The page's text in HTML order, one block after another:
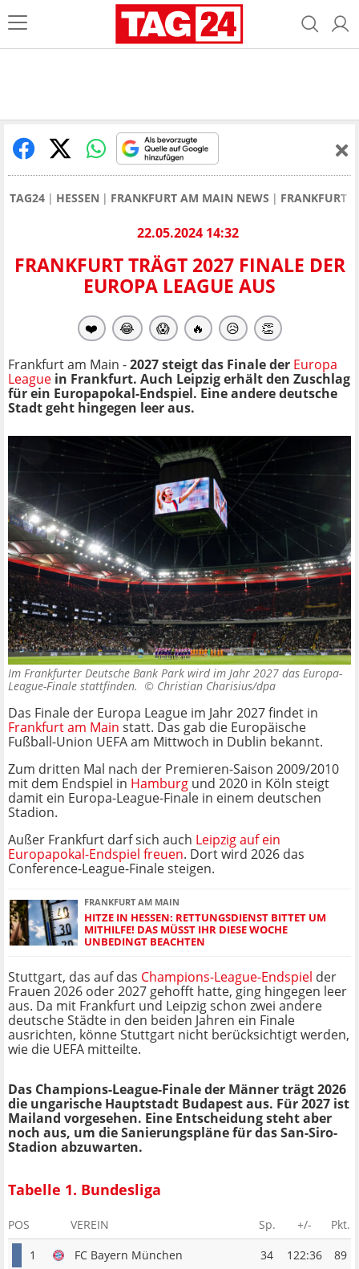
TAG24 HESSEN FRANKFURT AM MAIN NEWS FRANKFURT
22.05.2024 14:32
FRANKFURT TRÄGT 2027 FINALE DER
EUROPA LEAGUE AUS
❤️ 😂 😱 🔥 😥 👏
Frankfurt am Main -2027 steigt das Finale der Europa
League in Frankfurt. Auch Leipzig erhält den Zuschlag
für ein Europapokal-Endspiel. Eine andere deutsche
Stadt geht hingegen leer aus.
Im Frankfurter Deutsche Bank Park wird im Jahr 2027 das Europa-
League-Finale stattfinden. © Christian Charisius/dpa
Das Finale der Europa League im Jahr 2027 findet in
Frankfurt am Main statt. Das gab die Europäische
Fußball-Union UEFA am Mittwoch in Dublin bekannt.
Zum dritten Mal nach der Premieren-Saison 2009/2010
mit dem Endspiel in Hamburg und 2020 in Köln steigt
damit ein Europa-League-Finale in einem deutschen
Stadion.
Außer Frankfurt darf sich auch Leipzig auf ein
Europapokal-Endspiel freuen. Dort wird 2026 das
Conference-League-Finale steigen.
FRANKFURT AM MAIN
HITZE IN HESSEN: RETTUNGSDIENST BITTET UM
MITHILFE! DAS MÜSST IHR DIESE WOCHE
UNBEDINGT BEACHTEN
Stuttgart, das auf das Champions-League-Endspiel der
Frauen 2026 oder 2027 gehofft hatte, ging hingegen leer
aus. Da mit Frankfurt und Leipzig schon zwei andere
deutsche Städte in den beiden Jahren ein Finale
ausrichten, könne Stuttgart nicht berücksichtigt werden,
wie die UEFA mitteilte.
Das Champions-League-Finale der Männer trägt 2026
die ungarische Hauptstadt Budapest aus. Für 2027 ist
Mailand vorgesehen. Eine Entscheidung steht aber
noch aus, um die Sanierungspläne für das San-Siro-
Stadion abzuwarten.
Tabelle 1. Bundesliga
POS VEREIN Sp. +/-
Pkt.
1
FC Bayern München 34 122:36 89